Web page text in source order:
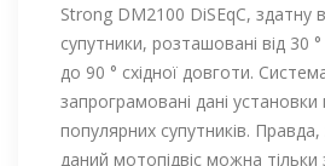
Strong DM2100 DiSEqC, здатну
супутники, розташовані від 30
до 90 ° східної довготи.
запрограмовані дані
популярних супутників.
даний мотопідвіс можна